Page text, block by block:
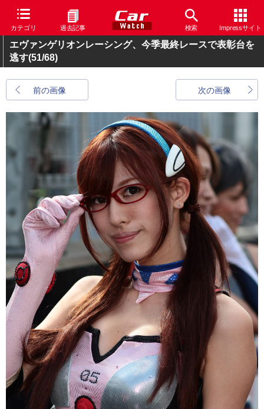
カテゴリ 過去記事 検索 Impressサイト
エヴァンゲリオンレーシング、今季最終レースで表彰台を
逃す(51/68)
前の画像 次の画像